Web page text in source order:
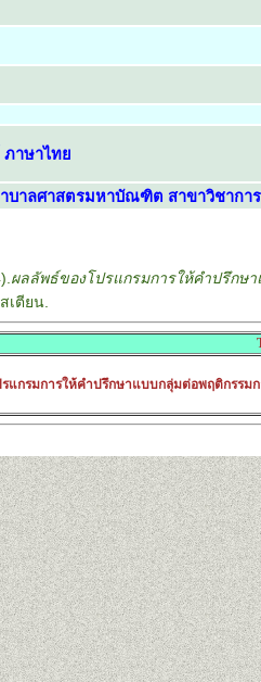
าษาไทย
บาลศาสตรมหาบัณฑิต สาขาวิชากา
ผลลัพธ์ของโปรแกรมการให้คำปรึกษ
เตียน.
แกรมการให้คำปรึกษาแบบกลุ่มต่อพฤติกรรม